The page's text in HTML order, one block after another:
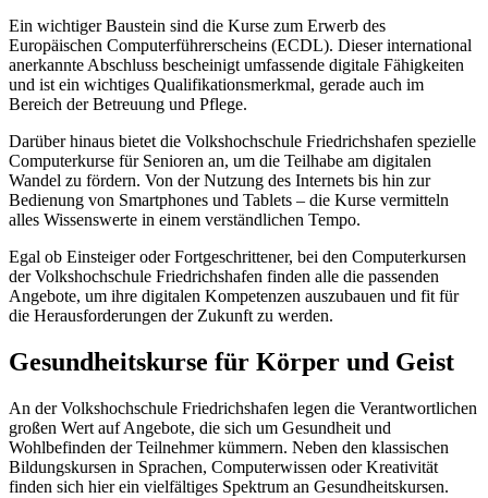
Ein wichtiger Baustein sind die Kurse zum Erwerb des
Europäischen Computerführerscheins (ECDL). Dieser international
anerkannte Abschluss bescheinigt umfassende digitale Fähigkeiten
und ist ein wichtiges Qualifikationsmerkmal, gerade auch im
Bereich der Betreuung und Pflege.
Darüber hinaus bietet die Volkshochschule Friedrichshafen spezielle
Computerkurse für Senioren an, um die Teilhabe am digitalen
Wandel zu fördern. Von der Nutzung des Internets bis hin zur
Bedienung von Smartphones und Tablets – die Kurse vermitteln
alles Wissenswerte in einem verständlichen Tempo.
Egal ob Einsteiger oder Fortgeschrittener, bei den Computerkursen
der Volkshochschule Friedrichshafen finden alle die passenden
Angebote, um ihre digitalen Kompetenzen auszubauen und fit für
die Herausforderungen der Zukunft zu werden.
Gesundheitskurse für Körper und Geist
An der Volkshochschule Friedrichshafen legen die Verantwortlichen
großen Wert auf Angebote, die sich um Gesundheit und
Wohlbefinden der Teilnehmer kümmern. Neben den klassischen
Bildungskursen in Sprachen, Computerwissen oder Kreativität
finden sich hier ein vielfältiges Spektrum an Gesundheitskursen.